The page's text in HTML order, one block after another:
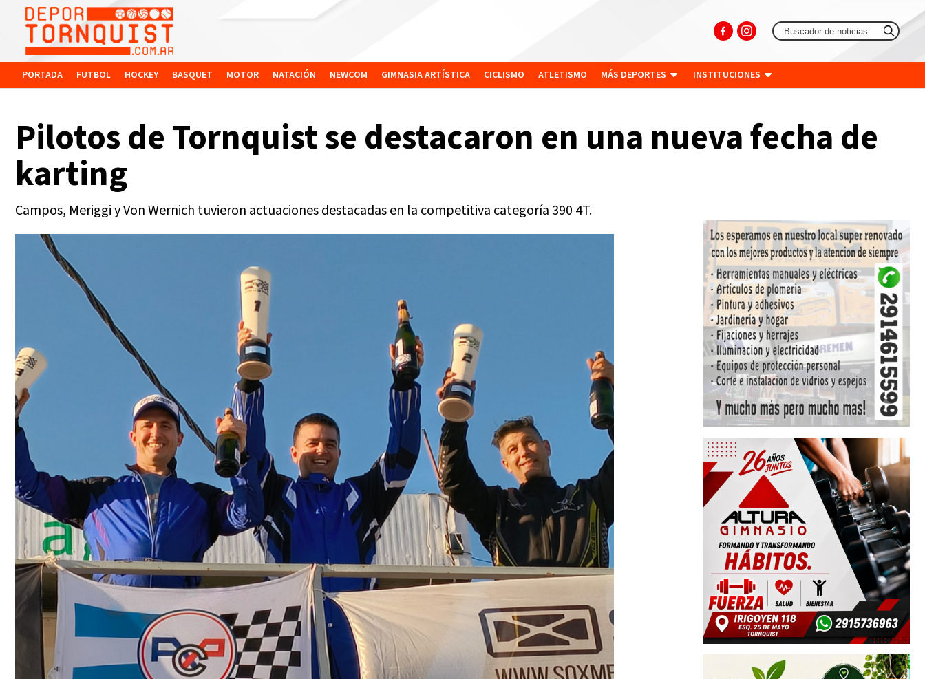
PORTADA FUTBOL HOCKEY BASQUET MOTOR NATACIÓN NEWCOM GIMNASIA ARTÍSTICA CICLISMO ATLETISMO MÁS DEPORTES INSTITUCIONES
Pilotos de Tornquist se destacaron en una nueva fecha de
karting
Campos, Meriggi y Von Wernich tuvieron actuaciones destacadas en la competitiva categoría 390 4T.